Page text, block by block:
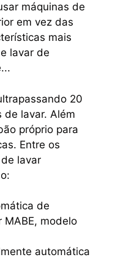
máquinas de
em vez das
mais
lavar de
20
de lavar. Além
próprio para
Entre os
lavar
de
MABE, modelo
automática